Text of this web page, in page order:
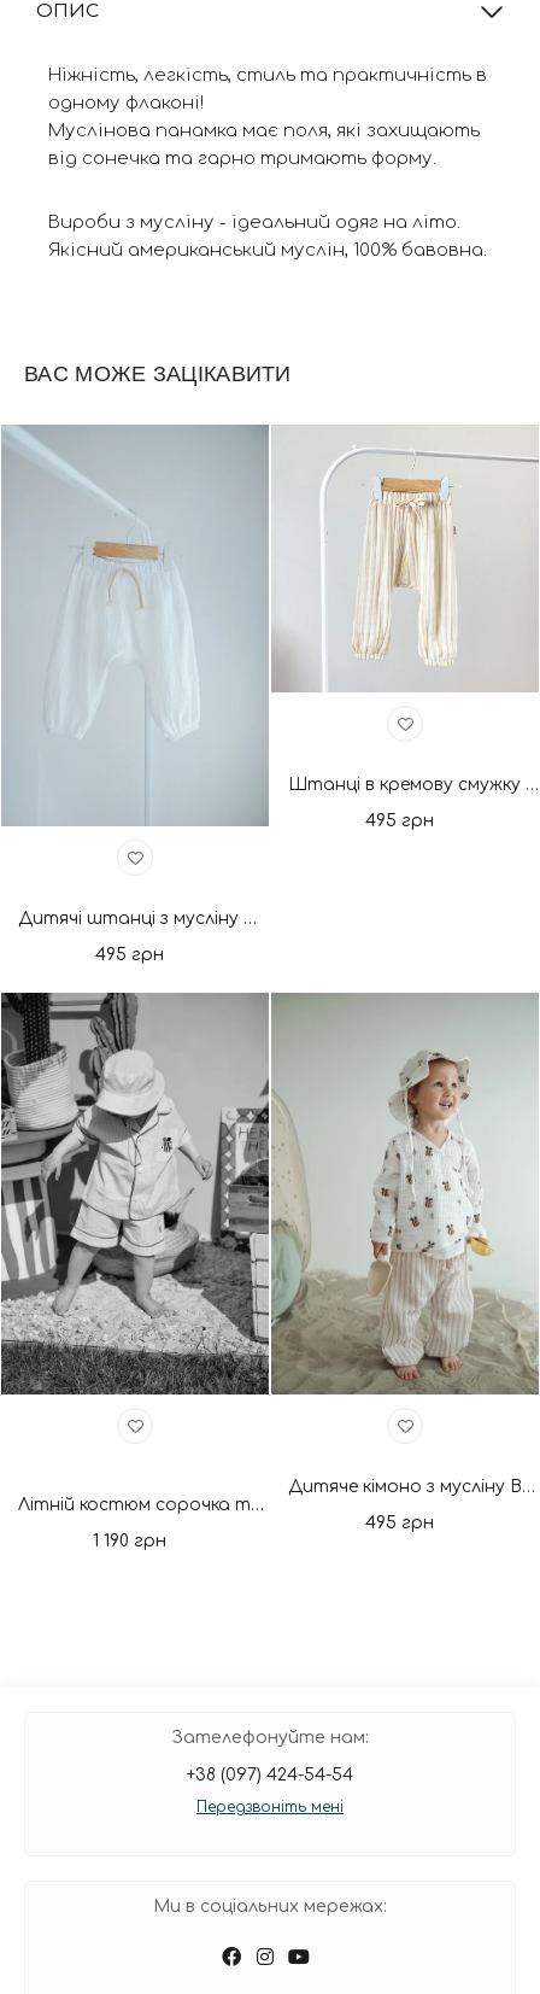
ОПИС
Ніжність, легкість, стиль та практичність в
одному флаконі!
Муслінова панамка має поля, які захищають
від сонечка та гарно тримають форму.
Вироби з мусліну - ідеальний одяг на літо.
Якісний американський муслін, 100% бавовна.
ВАС МОЖЕ ЗАЦІКАВИТИ
Дитячі штанці з мусліну Marshmallow Milk. Нова колекція
495 грн
Штанці в кремову смужку з мусліну
495 грн
Літній костюм сорочка та шорти Bee. Нова колекція
1 190 грн
Дитяче кімоно з мусліну Bee. Нова колекція
495 грн
Зателефонуйте нам:
+38 (097) 424-54-54
Передзвоніть мені
Ми в соціальних мережах: